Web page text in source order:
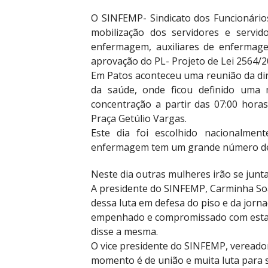
O SINFEMP- Sindicato dos
mobilização dos servidores e
enfermagem, auxiliares de
aprovação do PL- Projeto de Lei 2564/
Em Patos aconteceu uma reunião da
da saúde, onde ficou definido
concentração a partir das 07:00
Praça Getúlio Vargas.
Este dia foi escolhido
enfermagem tem um grande número
Neste dia outras mulheres irão se
A presidente do SINFEMP, Carminha
dessa luta em defesa do piso e da
empenhado e compromissado com
disse a mesma.
O vice presidente do SINFEMP,
momento é de união e muita luta para